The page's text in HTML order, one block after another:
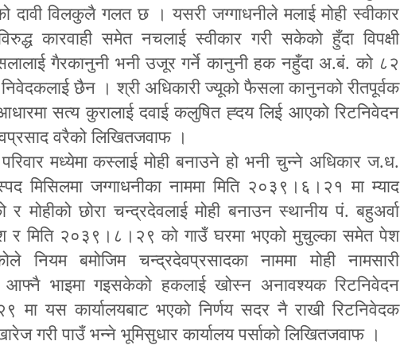
दावी विलकुलै गलत छ । यसरी जग्गाधनीले मलाई मोही स्वीकार
कारवाही समेत नचलाई स्वीकार गरी सकेको हुँदा विपक्षी
गैरकानुनी भनी उजूर गर्ने कानुनी हक नहुँदा अ.बं. को ८२
छैन । श्री अधिकारी ज्यूको फैसला कानुनको रीतपूर्वक
सत्य कुरालाई दवाई कलुषित ह्दय लिई आएको रिटनिवेदन
वरैको लिखितजवाफ ।
मध्येमा कस्लाई मोही बनाउने हो भनी चुन्ने अधिकार ज.ध.
मिसिलमा जग्गाधनीका नाममा मिति २०३९।६।२१ मा म्याद
मोहीको छोरा चन्द्रदेवलाई मोही बनाउन स्थानीय पं. बहुअर्वा
र मिति २०३९।८।२९ को गाउँ घरमा भएको मुचुल्का समेत पेश
नियम बमोजिम चन्द्रदेवप्रसादका नाममा मोही नामसारी
भाइमा गइसकेको हकलाई खोस्न अनावश्यक रिटनिवेदन
मा यस कार्यालयबाट भएको निर्णय सदर नै राखी रिटनिवेदक
गरी पाउँ भन्ने भूमिसुधार कार्यालय पर्साको लिखितजवाफ ।